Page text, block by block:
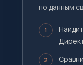
по данным
1
2